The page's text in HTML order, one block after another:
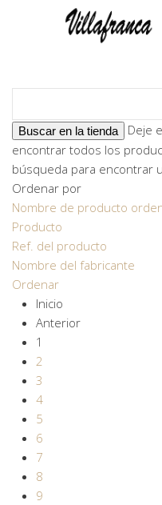
Deje
encontrar todos los
búsqueda para encontrar
Ordenar por
Nombre de producto
Producto
Ref. del producto
Nombre del fabricante
Ordenar
Inicio
Anterior
1
2
3
4
5
6
7
8
9